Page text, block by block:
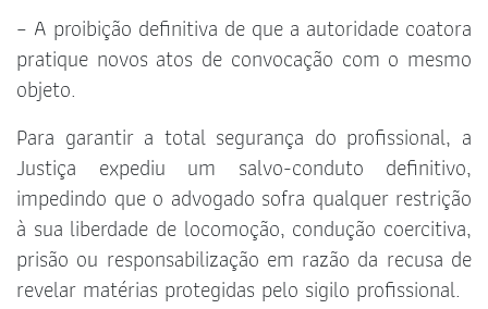
– A proibição definitiva de que a autoridade coatora
pratique novos atos de convocação com o mesmo
objeto.
Para garantir a total segurança do profissional, a
Justiça expediu um salvo-conduto definitivo,
impedindo que o advogado sofra qualquer restrição
à sua liberdade de locomoção, condução coercitiva,
prisão ou responsabilização em razão da recusa de
revelar matérias protegidas pelo sigilo profissional.